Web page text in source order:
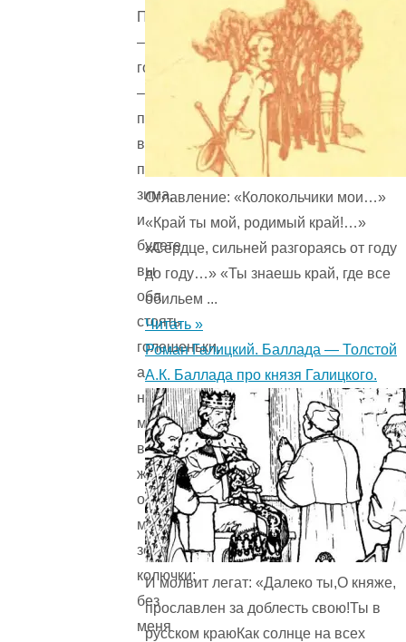
Погодите,
–
говорит,
–
похваляться;
вот
придет
зима,
и
будете
вы
оба
стоять
голешеньки,
а
на
мне
все
же
останутся
мои
зеленые
колючки;
без
меня
Оглавление: «Колокольчики мои…»
«Край ты мой, родимый край!…»
«Сердце, сильней разгораясь от году
до году…» «Ты знаешь край, где все
обильем ...
Читать »
Роман Галицкий. Баллада — Толстой
А.К. Баллада про князя Галицкого.
И молвит легат: «Далеко ты,О княже,
прославлен за доблесть свою!Ты в
русском краюКак солнце на всех